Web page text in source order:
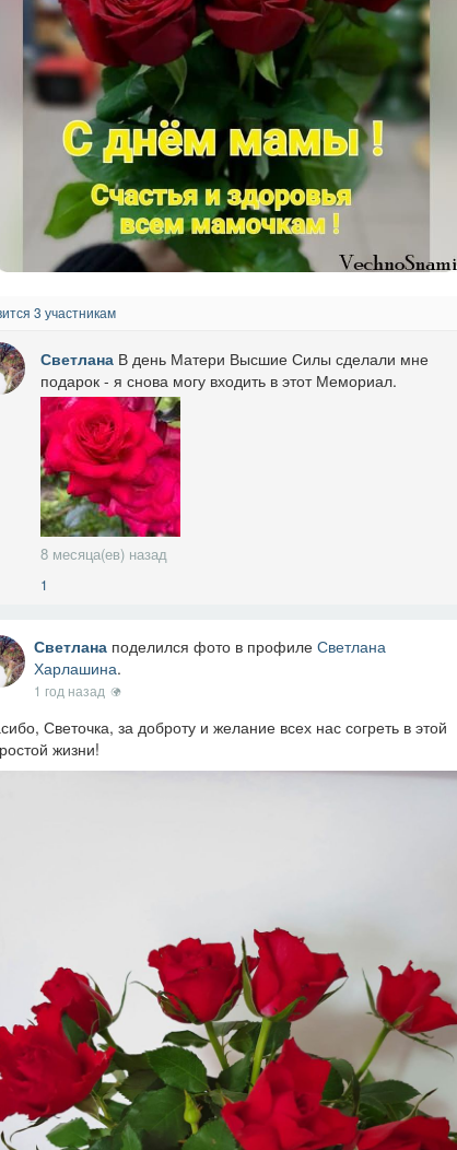
3 участникам
Светлана В день Матери Высшие Силы сделали мне
подарок - я снова могу входить в этот Мемориал.
8 месяца(ев) назад
1
Светлана поделился фото в профилеСветлана
Харлашина.
1 год назад
Светочка, за доброту и желание всех нас согреть в этой
жизни!